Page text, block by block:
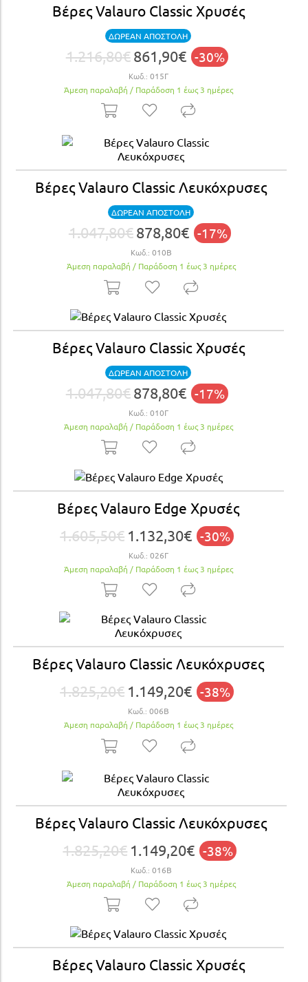
Βέρες Valauro Classic Χρυσές
ΔΩΡΕΑΝ ΑΠΟΣΤΟΛΗ
1.216,80€ 861,90€ -30%
Κωδ.: 015Γ
Άμεση παραλαβή / Παράδoση 1 έως 3 ημέρες
Βέρες Valauro Classic Λευκόχρυσες
ΔΩΡΕΑΝ ΑΠΟΣΤΟΛΗ
1.047,80€878,80€ -17%
Κωδ.: 010Β
Άμεση παραλαβή / Παράδoση 1 έως 3 ημέρες
Βέρες Valauro Classic Χρυσές
ΔΩΡΕΑΝ ΑΠΟΣΤΟΛΗ
1.047,80€ 878,80€ -17%
Κωδ.: 010Γ
Άμεση παραλαβή / Παράδoση 1 έως 3 ημέρες
Βέρες Valauro Edge Xρυσές
1.605,50€ 1.132,30€ -30%
Κωδ.: 026Γ
Άμεση παραλαβή / Παράδoση 1 έως 3 ημέρες
Βέρες Valauro Classic Λευκόχρυσες
1.825,20€ 1.149,20€ -38%
Κωδ.: 006Β
Άμεση παραλαβή / Παράδoση 1 έως 3 ημέρες
Βέρες Valauro Classic Λευκόχρυσες
1.825,20€ 1.149,20€ -38%
Κωδ.: 016Β
Άμεση παραλαβή / Παράδoση 1 έως 3 ημέρες
Βέρες Valauro Classic Χρυσές